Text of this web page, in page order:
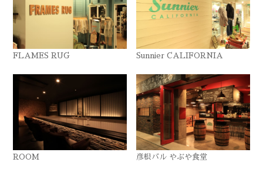
FLAMES RUG Sunnier CALIFORNIA
ROOM 彦根バル やぶや食堂